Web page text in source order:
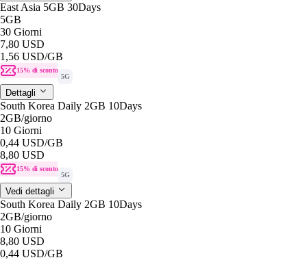
East Asia 5GB 30Days
5GB
30 Giorni
7,80 USD
1,56 USD/GB
15% di sconto
5G
Dettagli
South Korea Daily 2GB 10Days
2GB/giorno
10 Giorni
0,44 USD/GB
8,80 USD
15% di sconto
5G
Vedi dettagli
South Korea Daily 2GB 10Days
2GB/giorno
10 Giorni
8,80 USD
0,44 USD/GB